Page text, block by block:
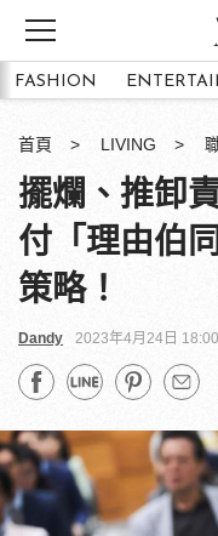
FASHION
首頁 LIVING
擺爛、推卸
付「理由伯
策略！
Dandy 2023年4月24日 18:00